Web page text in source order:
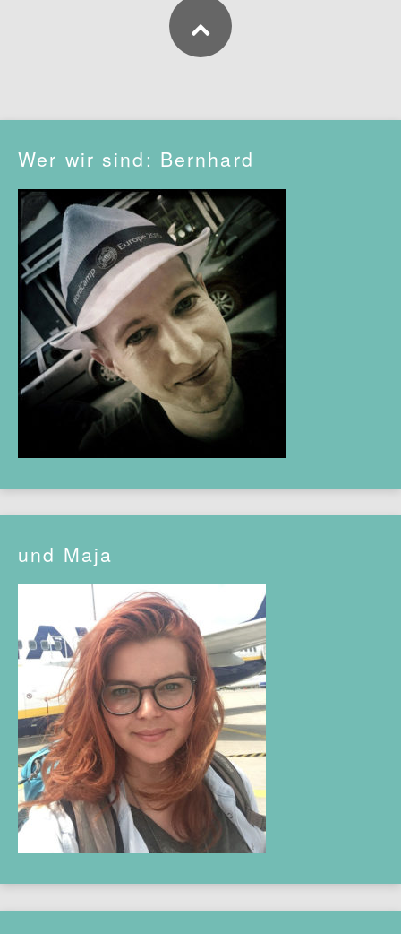
Wer wir sind: Bernhard
und Maja